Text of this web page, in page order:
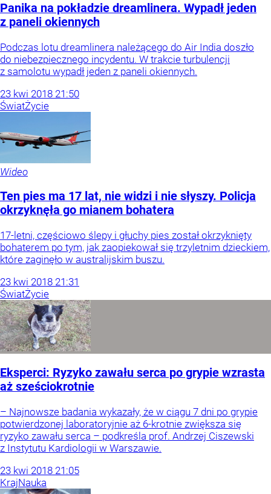
Panika na pokładzie dreamlinera. Wypadł jeden
z paneli okiennych
Podczas lotu dreamlinera należącego do Air India doszło
do niebezpiecznego incydentu. W trakcie turbulencji
z samolotu wypadł jeden z paneli okiennych.
23 kwi 2018 21:50
ŚwiatŻycie
Wideo
Ten pies ma 17 lat, nie widzi i nie słyszy. Policja
okrzyknęła go mianem bohatera
17-letni, częściowo ślepy i głuchy pies został okrzyknięty
bohaterem po tym, jak zaopiekował się trzyletnim dzieckiem,
które zaginęło w australijskim buszu.
23 kwi 2018 21:31
ŚwiatŻycie
Eksperci: Ryzyko zawału serca po grypie wzrasta
aż sześciokrotnie
– Najnowsze badania wykazały, że w ciągu 7 dni po grypie
potwierdzonej laboratoryjnie aż 6-krotnie zwiększa się
ryzyko zawału serca – podkreśla prof. Andrzej Ciszewski
z Instytutu Kardiologii w Warszawie.
23 kwi 2018 21:05
KrajNauka